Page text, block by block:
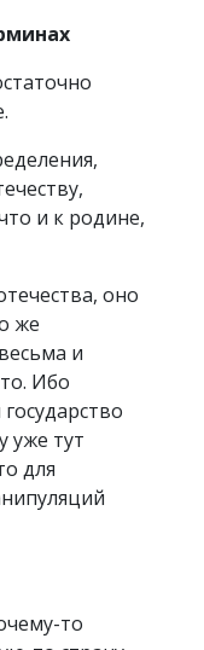
и к родине,
оно
же
и
Ибо
уже тут
для
то